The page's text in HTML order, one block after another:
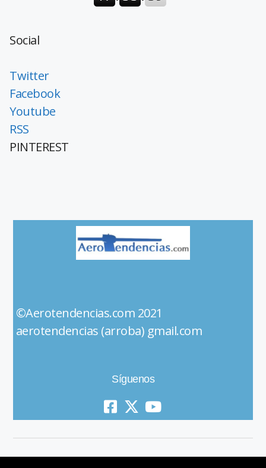
Social
Twitter
Facebook
Youtube
RSS
PINTEREST
©Aerotendencias.com 2021
aerotendencias (arroba) gmail.com
Síguenos